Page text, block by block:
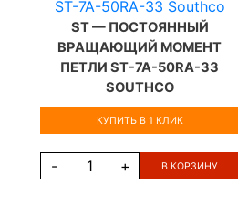
ST — ПОСТОЯННЫЙ
ВРАЩАЮЩИЙ МОМЕНТ
ПЕТЛИ ST-7A-50RA-33
SOUTHCO
КУПИТЬ В 1 КЛИК
- + В КОРЗИНУ